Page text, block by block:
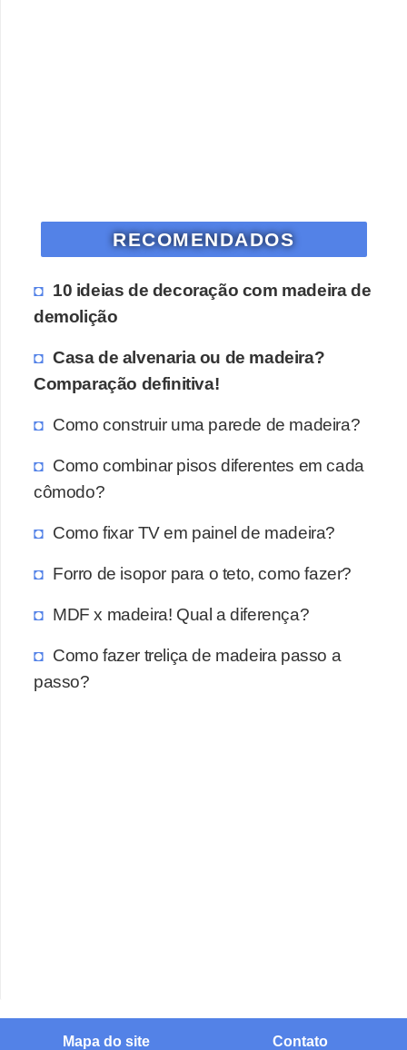
RECOMENDADOS
10 ideias de decoração com madeira de
demolição
Casa de alvenaria ou de madeira?
Comparação definitiva!
Como construir uma parede de madeira?
Como combinar pisos diferentes em cada
cômodo?
Como fixar TV em painel de madeira?
Forro de isopor para o teto, como fazer?
MDF x madeira! Qual a diferença?
Como fazer treliça de madeira passo a
passo?
Mapa do site Contato